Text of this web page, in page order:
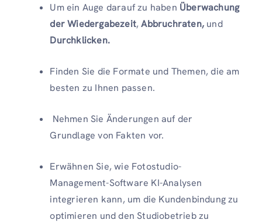
Um ein Auge darauf zu haben Überwachung
der Wiedergabezeit,Abbruchraten, und
Durchklicken.
Finden Sie die Formate und Themen, die am
besten zu Ihnen passen.
Nehmen Sie Änderungen auf der
Grundlage von Fakten vor.
Erwähnen Sie, wie Fotostudio-
Management-Software KI-Analysen
integrieren kann, um die Kundenbindung zu
optimieren und den Studiobetrieb zu